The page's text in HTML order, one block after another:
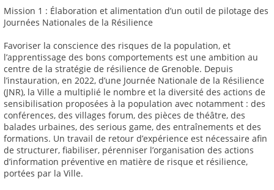
Mission 1 : Élaboration et alimentation d’un outil de pilotage des
Journées Nationales de la Résilience
Favoriser la conscience des risques de la population, et
l’apprentissage des bons comportements est une ambition au
centre de la stratégie de résilience de Grenoble. Depuis
l’instauration, en 2022, d’une Journée Nationale de la Résilience
(JNR), la Ville a multiplié le nombre et la diversité des actions de
sensibilisation proposées à la population avec notamment : des
conférences, des villages forum, des pièces de théâtre, des
balades urbaines, des serious game, des entraînements et des
formations. Un travail de retour d’expérience est nécessaire afin
de structurer, fiabiliser, pérenniser l’organisation des actions
d’information préventive en matière de risque et résilience,
portées par la Ville.